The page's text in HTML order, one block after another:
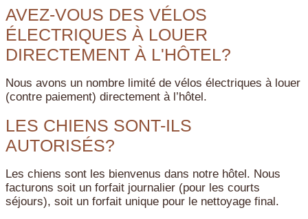
AVEZ-VOUS DES VÉLOS
ÉLECTRIQUES À LOUER
DIRECTEMENT À L'HÔTEL?
Nous avons un nombre limité de vélos électriques à louer
(contre paiement) directement à l’hôtel.
LES CHIENS SONT-ILS
AUTORISÉS?
Les chiens sont les bienvenus dans notre hôtel. Nous
facturons soit un forfait journalier (pour les courts
séjours), soit un forfait unique pour le nettoyage final.